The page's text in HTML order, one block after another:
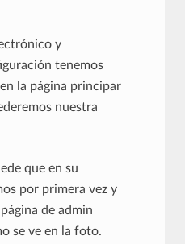
y
tenemos
la página principar
nuestra
que en su
por primera vez y
de admin
se ve en la foto.